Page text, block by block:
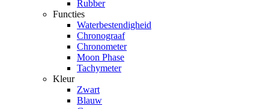
Rubber
Functies
Waterbestendigheid
Chronograaf
Chronometer
Moon Phase
Tachymeter
Kleur
Zwart
Blauw